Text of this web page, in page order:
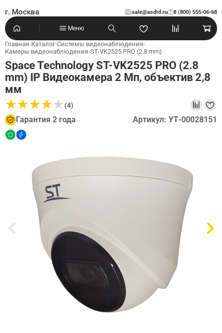
г. Москва sale@asdtd.ru 8 (800) 555-06-68
?
Меню
Главная›Каталог›Системы видеонаблюдения›
Камеры видеонаблюдения›ST-VK2525 PRO (2.8 mm)
Space Technology ST-VK2525 PRO (2.8
mm) IP Видеокамера 2 Мп, объектив 2,8
мм
★★★★★
★★★★★(4)
Гарантия 2 года Артикул: УТ-00028151